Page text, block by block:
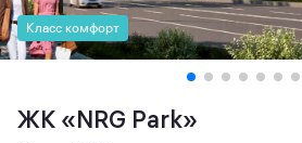
Класс комфорт
ЖК «NRG Park»